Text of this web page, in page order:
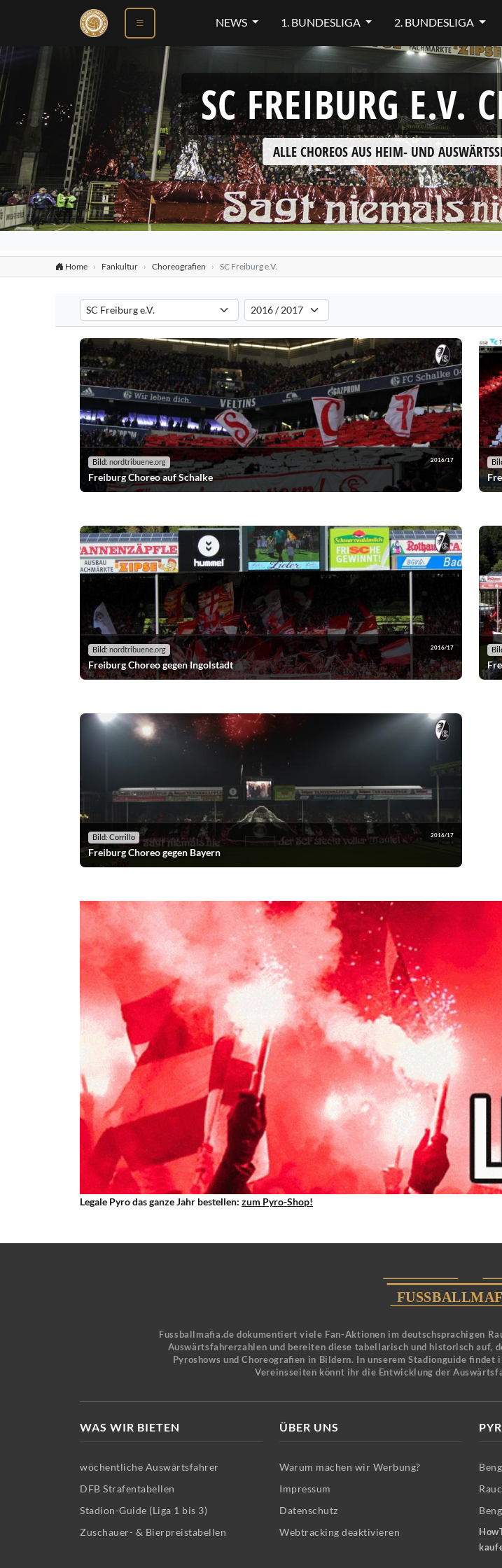
NEWS 1. BUNDESLIGA 2. BUNDESLIGA
SC FREIBURG E.V.
ALLE CHOREOS AUS HEIM- UND
Home Fankultur Choreografien SC Freiburg e.V.
Verein auswählen
Filtert die Choreografien nach dem ausgewählten Verein. Standard: alle Vereine anzeigen.
Saison auswählen
Filtert die Choreografien nach der ausgewählten Saison.
Bild: nordtribuene.org 2016/17
Freiburg Choreo auf Schalke
Bild: nordtribuene.org 2016/17
Freiburg Choreo gegen Ingolstadt
Bild: Corrillo 2016/17
Freiburg Choreo gegen Bayern
Legale Pyro das ganze Jahr bestellen: zum Pyro-Shop!
Fussballmafia.de dokumentiert viele Fan-Aktionen im deutschsprachigen
Auswärtsfahrerzahlen und bereiten diese tabellarisch und historisch auf,
Pyroshows und Choreografien in Bildern. In unserem Stadionguide
Vereinsseiten könnt ihr die Entwicklung der
WAS WIR BIETEN
wöchentliche Auswärtsfahrer
DFB Strafentabellen
Stadion-Guide (Liga 1 bis 3)
Zuschauer- & Bierpreistabellen
ÜBER UNS
Warum machen wir Werbung?
Impressum
Datenschutz
Webtracking deaktivieren